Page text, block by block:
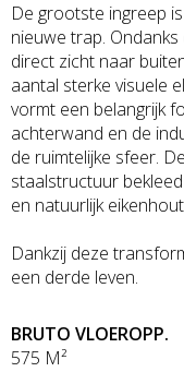
De grootste ingreep
nieuwe trap.
direct zicht naar
aantal sterke visuele
vormt een belangrijk
achterwand en de
de ruimtelijke sfeer.
staalstructuur
en natuurlijk
Dankzij deze
een derde leven.
BRUTO VLOEROPP.
575 M²